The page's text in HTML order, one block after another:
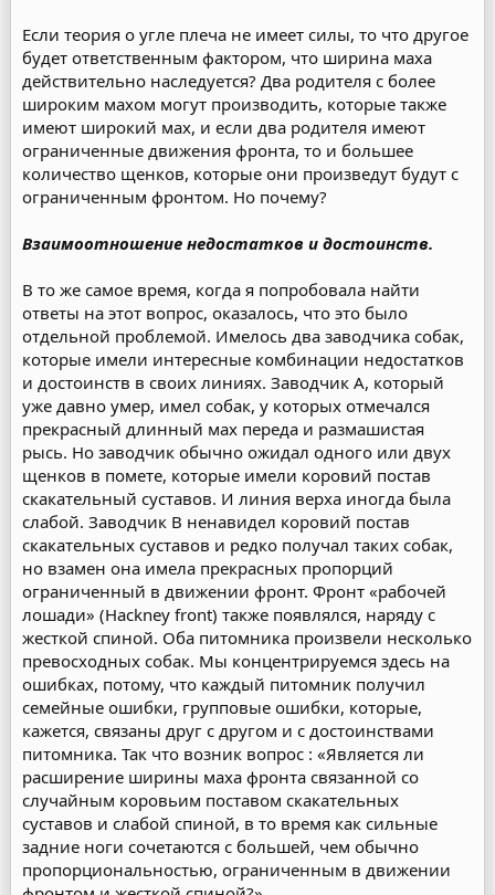
Если теория о угле плеча не имеет силы, то что другое
будет ответственным фактором, что ширина маха
действительно наследуется? Два родителя с более
широким махом могут производить, которые также
имеют широкий мах, и если два родителя имеют
ограниченные движения фронта, то и большее
количество щенков, которые они произведут будут с
ограниченным фронтом. Но почему?
Взаимоотношение недостатков и достоинств.
В то же самое время, когда я попробовала найти
ответы на этот вопрос, оказалось, что это было
отдельной проблемой. Имелось два заводчика собак,
которые имели интересные комбинации недостатков
и достоинств в своих линиях. Заводчик А, который
уже давно умер, имел собак, у которых отмечался
прекрасный длинный мах переда и размашистая
рысь. Но заводчик обычно ожидал одного или двух
щенков в помете, которые имели коровий постав
скакательный суставов. И линия верха иногда была
слабой. Заводчик В ненавидел коровий постав
скакательных суставов и редко получал таких собак,
но взамен она имела прекрасных пропорций
ограниченный в движении фронт. Фронт «рабочей
лошади» (Hackney front) также появлялся, наряду с
жесткой спиной. Оба питомника произвели несколько
превосходных собак. Мы концентрируемся здесь на
ошибках, потому, что каждый питомник получил
семейные ошибки, групповые ошибки, которые,
кажется, связаны друг с другом и с достоинствами
питомника. Так что возник вопрос : «Является ли
расширение ширины маха фронта связанной со
случайным коровьим поставом скакательных
суставов и слабой спиной, в то время как сильные
задние ноги сочетаются с большей, чем обычно
пропорциональностью, ограниченным в движении